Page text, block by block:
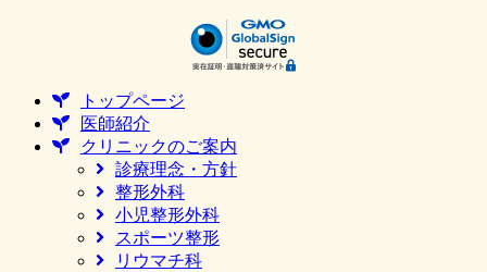
トップページ
医師紹介
クリニックのご案内
診療理念・方針
整形外科
小児整形外科
スポーツ整形
リウマチ科